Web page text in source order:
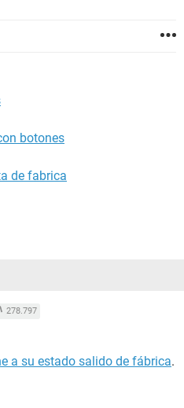
botones
de fabrica
278.797
a su estado salido de fábrica.